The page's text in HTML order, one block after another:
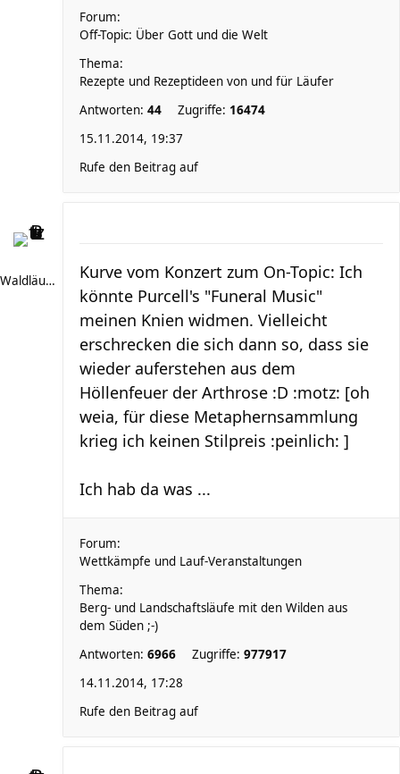
Forum:
Off-Topic: Über Gott und die Welt
Thema:
Rezepte und Rezeptideen von und für Läufer
Antworten: 44 Zugriffe: 16474
15.11.2014, 19:37
Rufe den Beitrag auf
Waldläufer 66
Kurve vom Konzert zum On-Topic: Ich
könnte Purcell's "Funeral Music"
meinen Knien widmen. Vielleicht
erschrecken die sich dann so, dass sie
wieder auferstehen aus dem
Höllenfeuer der Arthrose :D :motz: [oh
weia, für diese Metaphernsammlung
krieg ich keinen Stilpreis :peinlich: ]
Ich hab da was ...
Forum:
Wettkämpfe und Lauf-Veranstaltungen
Thema:
Berg- und Landschaftsläufe mit den Wilden aus
dem Süden ;-)
Antworten: 6966 Zugriffe: 977917
14.11.2014, 17:28
Rufe den Beitrag auf